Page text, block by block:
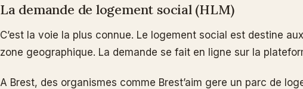
La demande de logement social (HLM)
C’est la voie la plus connue. Le logement social est destine
zone geographique. La demande se fait en ligne sur la
A Brest, des organismes comme Brest’aim gere un parc de